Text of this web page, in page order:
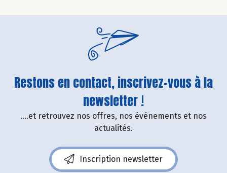
Restons en contact, inscrivez-vous à la
newsletter !
....et retrouvez nos offres, nos événements et nos
actualités.
Inscription newsletter